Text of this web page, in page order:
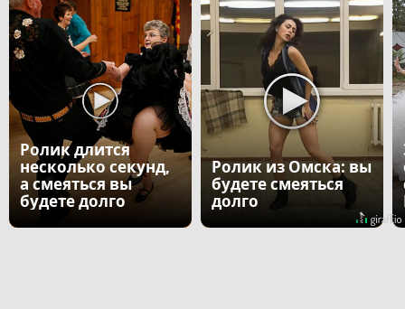
Ролик длится
несколько секунд,
а смеяться вы
будете долго
Ролик из Омска: вы
будете смеяться
долго